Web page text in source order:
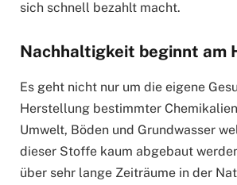
sich schnell bezahlt macht.
Nachhaltigkeit beginnt am
Es geht nicht nur um die eigene
Herstellung bestimmter
Umwelt, Böden und Grundwasser
dieser Stoffe kaum abgebaut
über sehr lange Zeiträume in der